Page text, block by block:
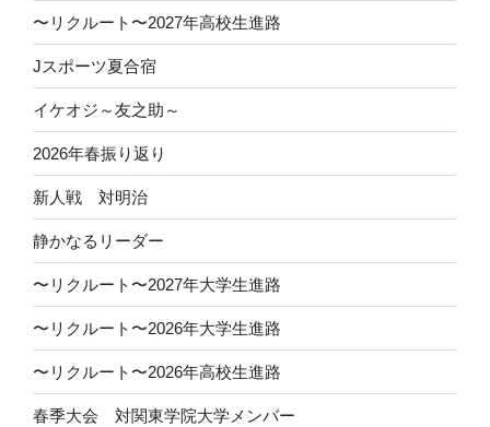
〜リクルート〜2027年高校生進路
Jスポーツ夏合宿
イケオジ～友之助～
2026年春振り返り
新人戦 対明治
静かなるリーダー
〜リクルート〜2027年大学生進路
〜リクルート〜2026年大学生進路
〜リクルート〜2026年高校生進路
春季大会 対関東学院大学メンバー